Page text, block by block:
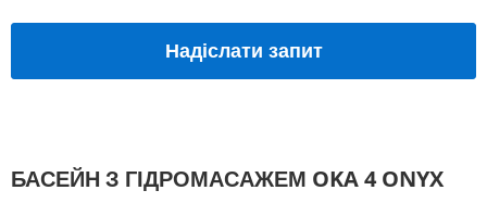
Надіслати запит
БАСЕЙН З ГІДРОМАСАЖЕМ OKA 4 ONYX